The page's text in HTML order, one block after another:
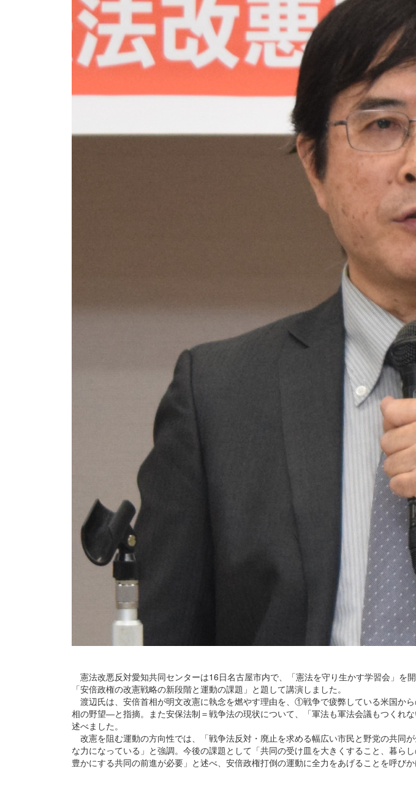
憲法改悪反対愛知共同センターは16日名古屋市内で、「憲法を守り生かす学習会」を
「安倍政権の改憲戦略の新段階と運動の課題」と題して講演しました。
渡辺氏は、安倍首相が明文改憲に執念を燃やす理由を、①戦争で疲弊している米国か
相の野望―と指摘。また安保法制＝戦争法の現状について、「軍法も軍法会議もつくれ
述べました。
改憲を阻む運動の方向性では、「戦争法反対・廃止を求める幅広い市民と野党の共同
な力になっている」と強調。今後の課題として「共同の受け皿を大きくすること、暮ら
豊かにする共同の前進が必要」と述べ、安倍政権打倒の運動に全力をあげることを呼びか